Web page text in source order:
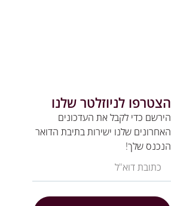
הצטרפו לניוזלטר שלנו
הירשם כדי לקבל את העדכונים
האחרונים שלנו ישירות בתיבת הדואר
הנכנס שלך!